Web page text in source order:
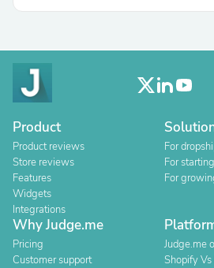
Product
Product reviews
Store reviews
Features
Widgets
Integrations
For
For
For
Why Judge.me
Pricing
Customer support
Judge.me
Shopify